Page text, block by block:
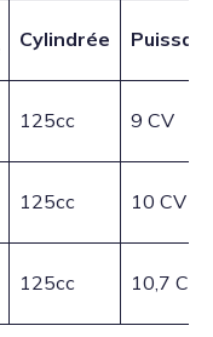
Cylindrée
125cc 9 CV
125cc 10 CV
125cc 10,7 CV